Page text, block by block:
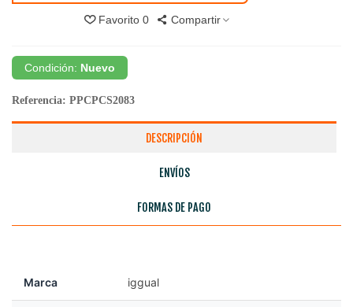
Favorito 0 Compartir
Condición: Nuevo
Referencia: PPCPCS2083
DESCRIPCIÓN
ENVÍOS
FORMAS DE PAGO
Marca iggual